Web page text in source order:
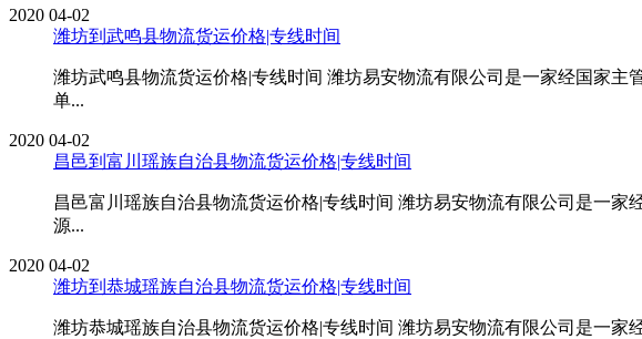
2020 04-02
潍坊到武鸣县物流货运价格|专线时间
潍坊武鸣县物流货运价格|专线时间 潍坊易安物流有限公司是一家经国家
单...
2020 04-02
昌邑到富川瑶族自治县物流货运价格|专线时间
昌邑富川瑶族自治县物流货运价格|专线时间 潍坊易安物流有限公司是一
源...
2020 04-02
潍坊到恭城瑶族自治县物流货运价格|专线时间
潍坊恭城瑶族自治县物流货运价格|专线时间 潍坊易安物流有限公司是一